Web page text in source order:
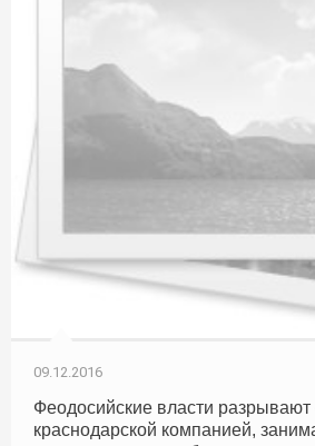
09.12.2016
Феодосийские власти
краснодарской компанией,